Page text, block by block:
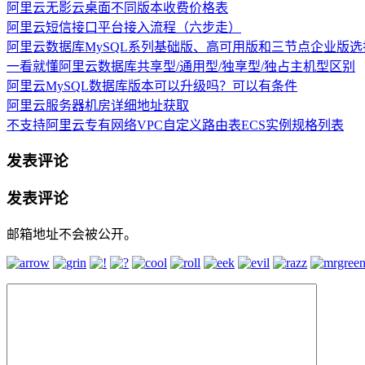
阿里云无影云桌面不同版本收费价格表
阿里云短信接口平台接入流程（六步走）
阿里云数据库MySQL系列基础版、高可用版和三节点企业版
一看就懂阿里云数据库共享型/通用型/独享型/独占主机型区别
阿里云MySQL数据库版本可以升级吗？可以有条件
阿里云服务器机房详细地址获取
不支持阿里云专有网络VPC自定义路由表ECS实例规格列表
发表评论
发表评论
邮箱地址不会被公开。